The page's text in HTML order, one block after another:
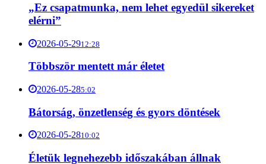
„Ez csapatmunka, nem lehet egyedül sikereket
elérni”
2026-05-2912:28
Többször mentett már életet
2026-05-285:02
Bátorság, önzetlenség és gyors döntések
2026-05-2810:02
Életük legnehezebb időszakában állnak